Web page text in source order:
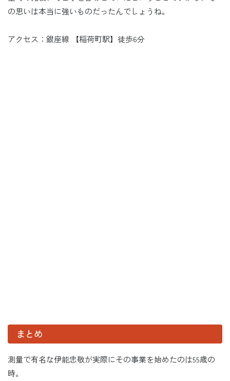
の思いは本当に強いものだったんでしょうね。
アクセス：銀座線 【稲荷町駅】徒歩6分
まとめ
測量で有名な伊能忠敬が実際にその事業を始めたのは55歳の
時。